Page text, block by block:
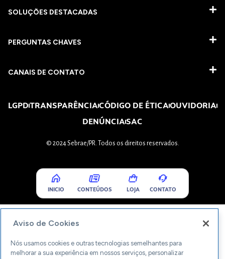
SOLUÇÕES DESTACADAS
PERGUNTAS CHAVES​
CANAIS DE CONTATO
LGPDTRANSPARÊNCIACÓDIGO DE ÉTICAOUVIDORIA
DENÚNCIASAC
© 2024 Sebrae/PR. Todos os direitos reservados.
INICIO CONTEÚDOS LOJA CONTATO
Aviso de Cookies
Nós usamos cookies e outras tecnologias semelhantes para
melhorar a sua experiência em nossos serviços, personalizar